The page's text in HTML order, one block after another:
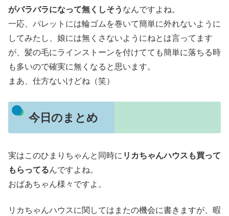
がバラバラになって無くしそう なんですよね。
一応、パレットには輪ゴムを巻いて簡単に外れないように
してみたし、娘には無くさないようにねとは言ってます
が、髪の毛にラインストーンを付けてても簡単に落ちる時
も多いので確実に無くなると思います。
まあ、仕方ないけどね（笑）
今日のまとめ
実はこのひまりちゃんと同時に リカちゃんハウスも買って
もらってるんですよね。
おばあちゃん様々ですよ。
リカちゃんハウスに関してはまたの機会に書きますが、暇